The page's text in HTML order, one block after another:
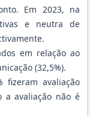
Em 2023, na
e neutra de
em relação ao
(32,5%).
fizeram avaliação
a avaliação não é